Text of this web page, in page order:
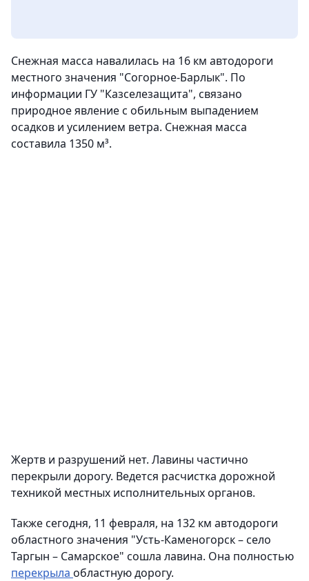
Снежная масса навалилась на 16 км автодороги
местного значения "Согорное-Барлык". По
информации ГУ "Казселезащита", связано
природное явление с обильным выпадением
осадков и усилением ветра. Снежная масса
составила 1350 м³.
Жертв и разрушений нет. Лавины частично
перекрыли дорогу. Ведется расчистка дорожной
техникой местных исполнительных органов.
Также сегодня, 11 февраля, на 132 км автодороги
областного значения "Усть-Каменогорск – село
Таргын – Самарское" сошла лавина. Она полностью
перекрыла областную дорогу.